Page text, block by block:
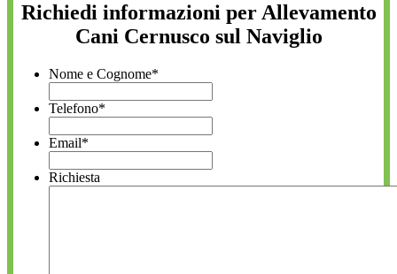
Richiedi informazioni per Allevamento
Cani Cernusco sul Naviglio
Nome e Cognome*
Telefono*
Email*
Richiesta